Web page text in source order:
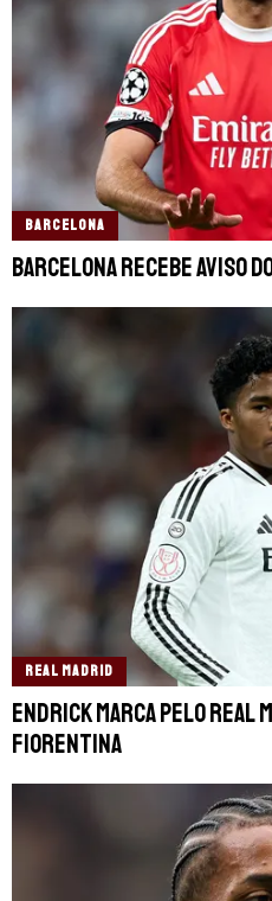
BARCELONA
Barcelona recebe aviso
REAL MADRID
Endrick marca pelo Real
Fiorentina